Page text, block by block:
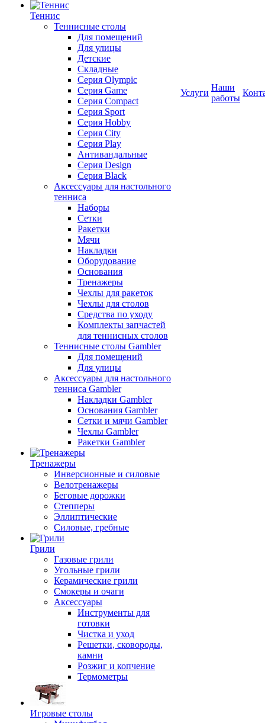
Теннис
Теннисные столы
Для помещений
Для улицы
Детские
Складные
Серия Olympic
Серия Game
Серия Compact
Серия Sport
Серия Hobby
Серия City
Серия Play
Антивандальные
Серия Design
Серия Black
Аксессуары для настольного
тенниса
Наборы
Сетки
Ракетки
Мячи
Накладки
Оборудование
Основания
Тренажеры
Чехлы для ракеток
Чехлы для столов
Средства по уходу
Комплекты запчастей
для теннисных столов
Теннисные столы Gambler
Для помещений
Для улицы
Аксессуары для настольного
тенниса Gambler
Накладки Gambler
Основания Gambler
Сетки и мячи Gambler
Чехлы Gambler
Ракетки Gambler
Тренажеры
Инверсионные и силовые
Велотренажеры
Беговые дорожки
Степперы
Эллиптические
Силовые, гребные
Грили
Газовые грили
Угольные грили
Керамические грили
Смокеры и очаги
Аксессуары
Инструменты для
готовки
Чистка и уход
Решетки, сковороды,
камни
Розжиг и копчение
Термометры
Игровые столы
Услуги
Наши
работы